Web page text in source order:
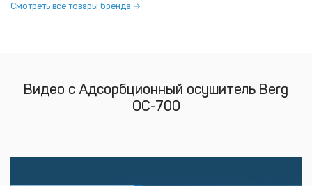
Смотреть все товары бренда
Видео с Адсорбционный осушитель Berg
ОС-700